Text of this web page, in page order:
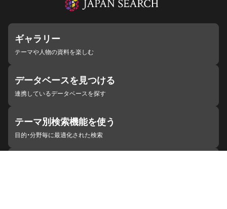
ギャラリー
テーマや人物の資料を楽しむ
データベースを見つける
連携しているデータベースを探す
テーマ別検索機能を使う
目的・分野毎に最適化された検索